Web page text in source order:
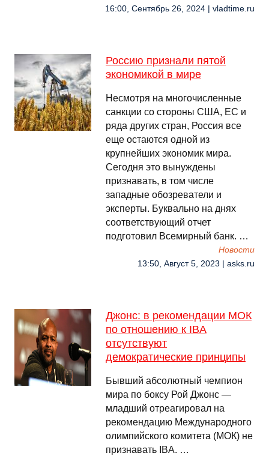
16:00, Сентябрь 26, 2024 | vladtime.ru
Россию признали пятой
экономикой в мире
Несмотря на многочисленные
санкции со стороны США, ЕС и
ряда других стран, Россия все
еще остаются одной из
крупнейших экономик мира.
Сегодня это вынуждены
признавать, в том числе
западные обозреватели и
эксперты. Буквально на днях
соответствующий отчет
подготовил Всемирный банк. …
Новости
13:50, Август 5, 2023 | asks.ru
Джонс: в рекомендации МОК
по отношению к IBA
отсутствуют
демократические принципы
Бывший абсолютный чемпион
мира по боксу Рой Джонс —
младший отреагировал на
рекомендацию Международного
олимпийского комитета (МОК) не
признавать IBA. …